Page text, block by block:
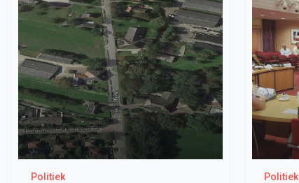
Politiek Politiek